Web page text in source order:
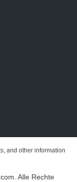
and other information
Alle Rechte